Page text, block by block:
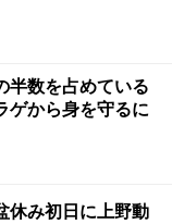
半数を占めている
から身を守るに
休み初日に上野動